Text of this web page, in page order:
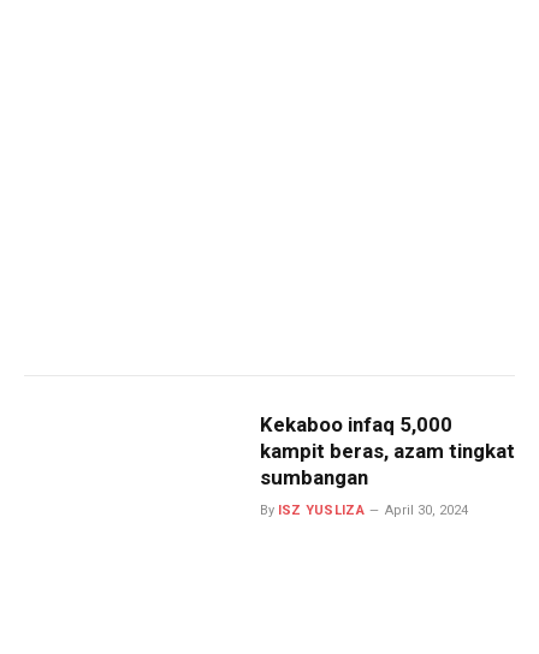
Kekaboo infaq 5,000
kampit beras, azam tingkat
sumbangan
By ISZ YUSLIZA April 30, 2024